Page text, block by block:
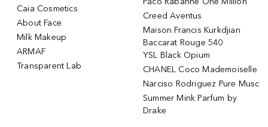
Caia Cosmetics
About Face
Milk Makeup
ARMAF
Transparent Lab
Creed Aventus
Maison Francis Kurkdjian
Baccarat Rouge 540
YSL Black Opium
CHANEL Coco Mademoiselle
Narciso Rodriguez Pure Musc
Summer Mink Parfum by
Drake